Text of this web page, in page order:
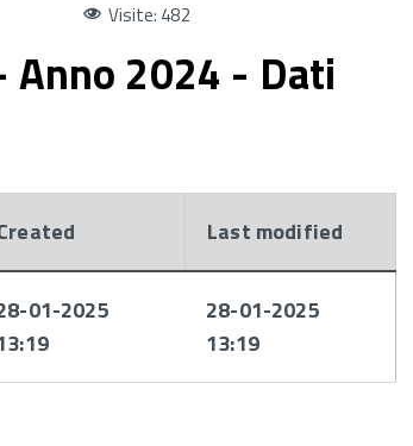
Visite: 482
Anno 2024 - Dati
Last modified
01-2025
28-01-2025
13:19